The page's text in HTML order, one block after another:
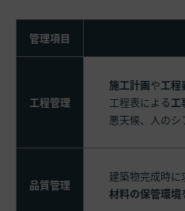
管理項目
工程管理
施工計画や工程
工程表による工
悪天候、人のシ
品質管理
建築物完成時に
材料の保管環境